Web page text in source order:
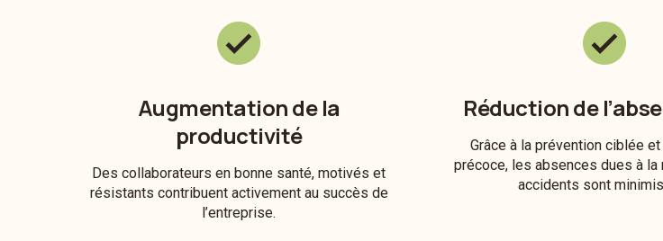
Augmentation de la
productivité
Des collaborateurs en bonne santé, motivés et
résistants contribuent activement au succès de
l’entreprise.
Réduction de
Grâce à la prévention ciblée
précoce, les absences dues à la
accidents sont